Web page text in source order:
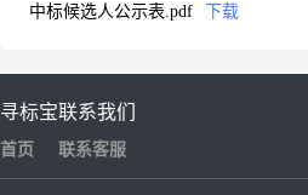
中标候选人公示表.pdf
下载
寻标宝
首页
联系我们
联系客服